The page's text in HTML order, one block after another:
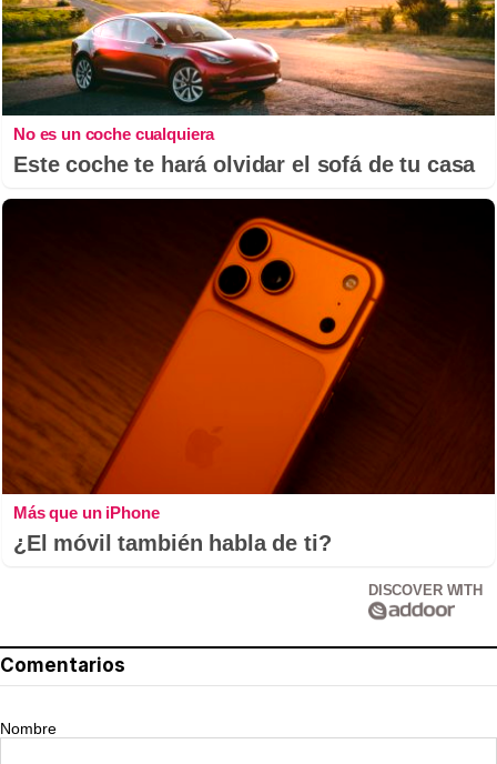
No es un coche cualquiera
Este coche te hará olvidar el sofá de tu casa
Más que un iPhone
¿El móvil también habla de ti?
DISCOVER WITH
Comentarios
Nombre